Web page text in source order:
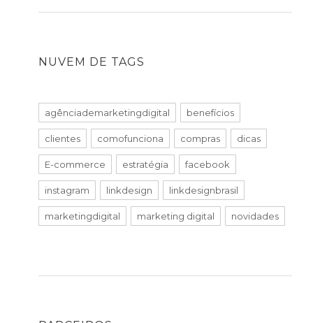
NUVEM DE TAGS
agênciademarketingdigital benefícios
clientes comofunciona compras dicas
E-commerce estratégia facebook
instagram linkdesign linkdesignbrasil
marketingdigital marketing digital novidades